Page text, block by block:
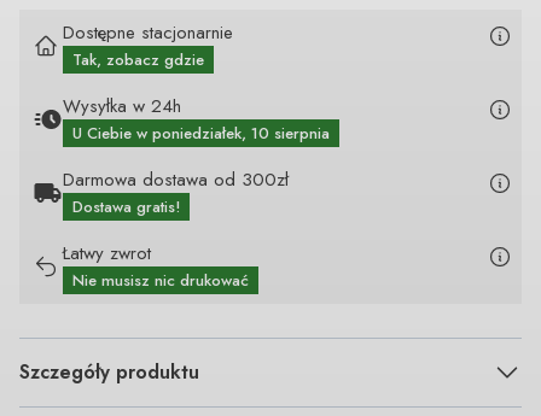
Dostępne stacjonarnie
Tak, zobacz gdzie
Wysyłka w 24h
U Ciebie w poniedziałek, 10 sierpnia
Darmowa dostawa od 300zł
Dostawa gratis!
Łatwy zwrot
Nie musisz nic drukować
Szczegóły produktu